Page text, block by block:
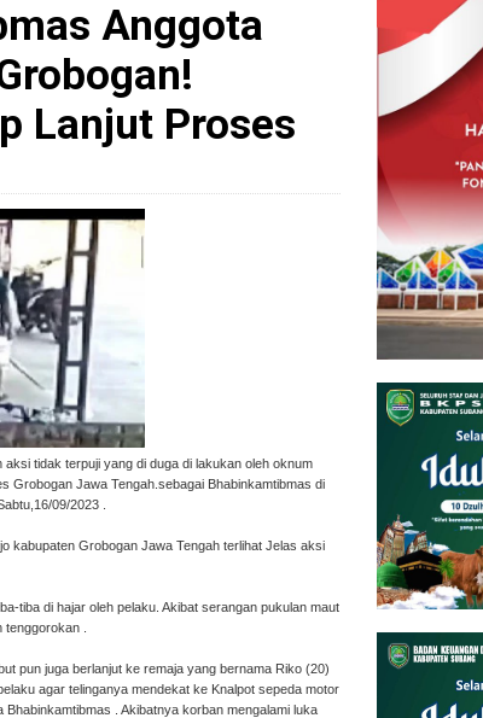
Anggota
Lanjut Proses
tidak terpuji yang di duga di lakukan oleh oknum
Grobogan Jawa Tengah.sebagai Bhabinkamtibmas di
09/2023 .
kabupaten Grobogan Jawa Tengah terlihat Jelas aksi
tiba di hajar oleh pelaku. Akibat serangan pukulan maut
.
pun juga berlanjut ke remaja yang bernama Riko (20)
agar telinganya mendekat ke Knalpot sepeda motor
. Akibatnya korban mengalami luka